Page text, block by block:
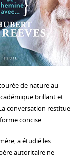
de nature au
brillant et
conversation restitue
concise.
a étudié les
autoritaire ne